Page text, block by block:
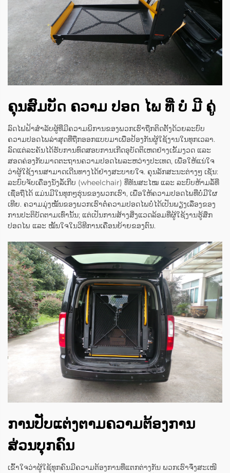
ຄຸນສົມບັດ ຄວາມ ປອດ ໄພ ທີ່ ບໍ່ ມີ ຄູ່
ລົດໄຟຟ້າສຳລັບຜູ້ທີ່ມີຄວາມພິການຂອງພວກເຮົາຖືກຕິດຕັ້ງດ້ວຍລະບົບ
ຄວາມປອດໄພລ່າສຸດທີ່ຖືກອອກແບບມາເພື່ອປ້ອງກັນຜູ້ໃຊ້ງານໃນທຸກເວລາ.
ລົດແຕ່ລະຄັນໄດ້ຮັບການທົດສອບການເກີດອຸບັດຕິເຫດຢ່າງເຂັ້ມງວດ ແລະ
ສອດຄ່ອງກັບມາດຕະຖານຄວາມປອດໄພລະຫວ່າງປະເທດ, ເພື່ອໃຫ້ແນ່ໃຈ
ວ່າຜູ້ໃຊ້ງານສາມາດເດີນທາງໄດ້ຢ່າງສະບາຍໃຈ. ຄຸນລັກສະນະຕ່າງໆ ເຊັ່ນ:
ລະບົບຈັບເຄື່ອງນັ່ງລໍ້ເກີບ (wheelchair) ທີ່ທັນສະໄໝ ແລະ ລະບົບຫ້າມລໍ້ທີ່
ເຊື່ອຖືໄດ້ ແມ່ນມີໃນທຸກໆຮຸ່ນຂອງພວກເຮົາ, ເພື່ອໃຫ້ຄວາມປອດໄພທີ່ບໍ່ມີໃຜ
ເທີຍ. ຄວາມມຸ່ງໝັ້ນຂອງພວກເຮົາຕໍ່ຄວາມປອດໄພບໍ່ໄດ້ເປັນພຽງເລື່ອງຂອງ
ການປະຕິບັດຕາມເທົ່ານັ້ນ; ແຕ່ເປັນການສ້າງສິ່ງແວດລ້ອມທີ່ຜູ້ໃຊ້ງານຮູ້ສຶກ
ປອດໄພ ແລະ ໝັ້ນໃຈໃນວິທີການເຄື່ອນຍ້າຍຂອງຕົນ.
ການປັບແຕ່ງຕາມຄວາມຕ້ອງການ
ສ່ວນບຸກຄົນ
ເຂົ້າໃຈວ່າຜູ້ໃຊ້ທຸກຄົນມີຄວາມຕ້ອງການທີ່ແຕກຕ່າງກັນ ພວກເຮົາຈຶ່ງສະເໜີ